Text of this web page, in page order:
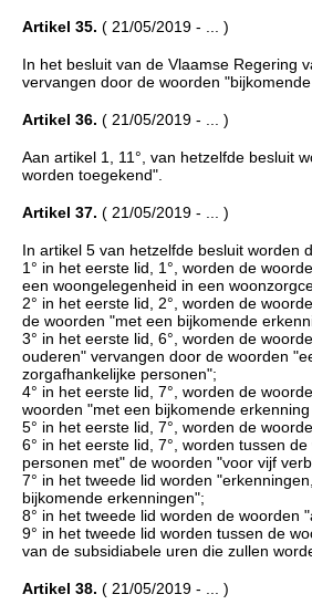
Artikel 35. ( 21/05/2019 - ... )
In het besluit van de Vlaamse Regering
vervangen door de woorden "bijkomende
Artikel 36. ( 21/05/2019 - ... )
Aan artikel 1, 11°, van hetzelfde besluit
worden toegekend".
Artikel 37. ( 21/05/2019 - ... )
In artikel 5 van hetzelfde besluit worden
1° in het eerste lid, 1°, worden de
een woongelegenheid in een
2° in het eerste lid, 2°, worden de
de woorden "met een bijkomende
3° in het eerste lid, 6°, worden de
ouderen" vervangen door de woorden
zorgafhankelijke personen";
4° in het eerste lid, 7°, worden de
woorden "met een bijkomende
5° in het eerste lid, 7°, worden de
6° in het eerste lid, 7°, worden tussen
personen met" de woorden "voor vijf
7° in het tweede lid worden
bijkomende erkenningen";
8° in het tweede lid worden de woorden
9° in het tweede lid worden tussen de
van de subsidiabele uren die zullen
Artikel 38. ( 21/05/2019 - ... )